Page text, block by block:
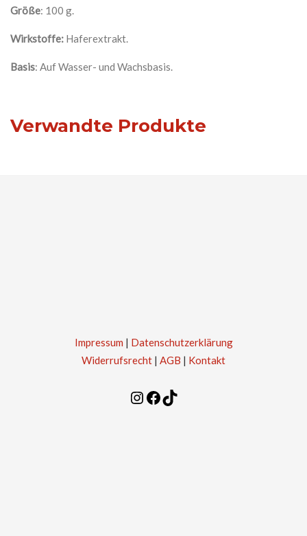
Größe: 100 g.
Wirkstoffe: Haferextrakt.
Basis: Auf Wasser- und Wachsbasis.
Verwandte Produkte
Impressum | Datenschutzerklärung
Widerrufsrecht | AGB | Kontakt
Instagram
Facebook